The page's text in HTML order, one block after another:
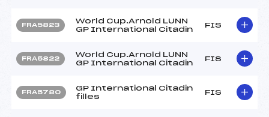
FRA5823
World Cup.Arnold LUNN
GP International Citadin
FIS
FRA5822
World Cup.Arnold LUNN
GP International Citadin
FIS
FRA5780
GP International Citadin
filles
FIS